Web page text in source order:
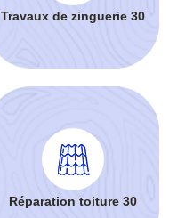
Travaux de zinguerie 30
Réparation toiture 30